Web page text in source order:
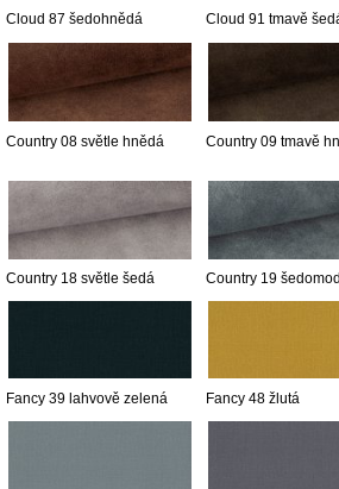
Cloud 87 šedohnědá Cloud 91 tmavě
Country 08 světle hnědá Country 09 tmavě
Country 18 světle šedá Country 19
Fancy 39 lahvově zelená Fancy 48 žlutá